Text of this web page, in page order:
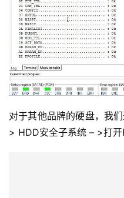
对于其他品牌的硬盘，我
> HDD安全子系统 – >打开